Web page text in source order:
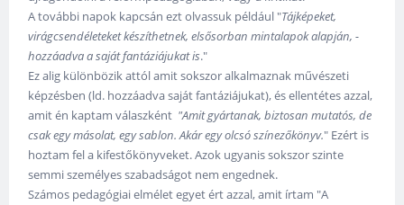
A további napok kapcsán ezt olvassuk például "Tájképeket,
virágcsendéleteket készíthetnek, elsősorban mintalapok alapján, -
hozzáadva a saját fantáziájukat is."
Ez alig különbözik attól amit sokszor alkalmaznak művészeti
képzésben (ld. hozzáadva saját fantáziájukat), és ellentétes azzal,
amit én kaptam válaszként "Amit gyártanak, biztosan mutatós, de
csak egy másolat, egy sablon. Akár egy olcsó színezőkönyv." Ezért is
hoztam fel a kifestőkönyveket. Azok ugyanis sokszor szinte
semmi személyes szabadságot nem engednek.
Számos pedagógiai elmélet egyet ért azzal, amit írtam "A